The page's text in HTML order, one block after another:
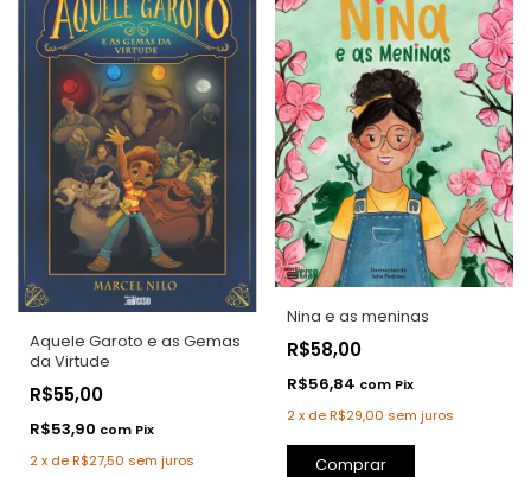
Aquele Garoto e as Gemas
da Virtude
R$55,00
R$53,90 com Pix
2x deR$27,50 sem juros
Nina e as meninas
R$58,00
R$56,84 com Pix
2 x deR$29,00 sem juros
Comprar